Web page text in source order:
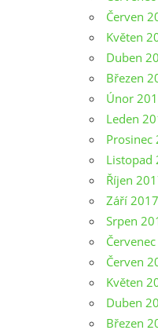
Červen
Květen
Duben
Březen
Únor
Leden
Prosinec
Listopad
Říjen
Září 2017
Srpen
Červen
Květen
Duben
Březen